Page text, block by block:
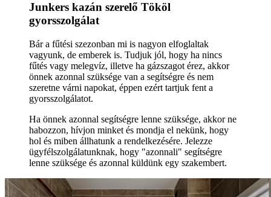
Junkers kazán szerelő Tököl
gyorsszolgálat
Bár a fűtési szezonban mi is nagyon elfoglaltak
vagyunk, de emberek is. Tudjuk jól, hogy ha nincs
fűtés vagy melegvíz, illetve ha gázszagot érez, akkor
önnek azonnal szüksége van a segítségre és nem
szeretne várni napokat, éppen ezért tartjuk fent a
gyorsszolgálatot.
Ha önnek azonnal segítségre lenne szüksége, akkor ne
habozzon, hívjon minket és mondja el nekünk, hogy
hol és miben állhatunk a rendelkezésére. Jelezze
ügyfélszolgálatunknak, hogy "azonnali" segítségre
lenne szüksége és azonnal küldünk egy szakembert.